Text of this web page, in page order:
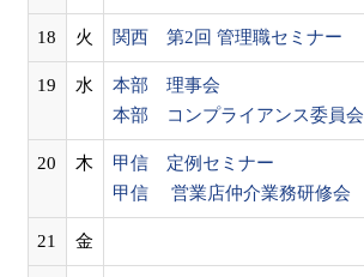
18 火 関西 第2回 管理職セミナー
19 水
本部 理事会
本部 コンプライアンス委員会
20 木
甲信 定例セミナー
甲信 営業店仲介業務研修会
21 金